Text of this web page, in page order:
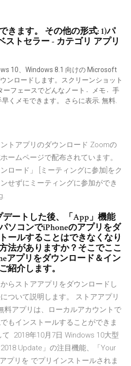
きます。 その他の形式: 1)パ
ストセラー - カテゴリ アプリ
10、Windows 8.1 向けの Microsoft
ンロードします。スクリーンショット
ーフェースでどんなノート〮メモ〮手
くメモできます。 さらに表示. 無料.
トアプリのダウンロード Zoomの
ームページで配布されています。
ロード」 [ミーティングに参加]をク
せずにミーティングに参加ができ
デートした後、「App」機能
ソコンでiPhoneのアプリをダ
ールすることはできなくなり
法がありますか？そこでここ
アプリをダウンロード＆イン
紹介します。
らストアアプリをダウンロードし
ついて説明します。 ストアアプリ
料アプリは、ローカルアカウントで
もインストールすることができま
2018年10月7日 Windows 10大型
Update」の注目機能、「Your
プリを でプリインストールされま